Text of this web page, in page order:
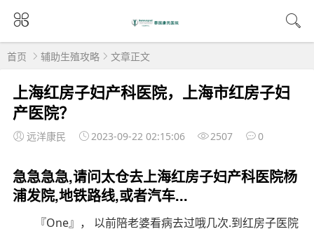
首页 辅助生殖攻略 文章正文
上海红房子妇产科医院，上海市红房子妇
产医院？
远洋康民 2023-09-22 02:15:06 2507 0
急急急急,请问太仓去上海红房子妇产科医院杨
浦发院,地铁路线,或者汽车...
『One』， 以前陪老婆看病去过哦几次.到红房子医院